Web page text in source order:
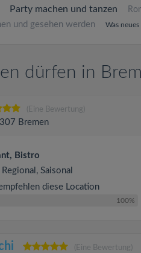
Party machen und tanzen
und gesehen werden Was
dürfen in
(Eine Bewertung)
Bremen
Bistro
Saisonal
diese Location
100%
(Eine Bewertung)